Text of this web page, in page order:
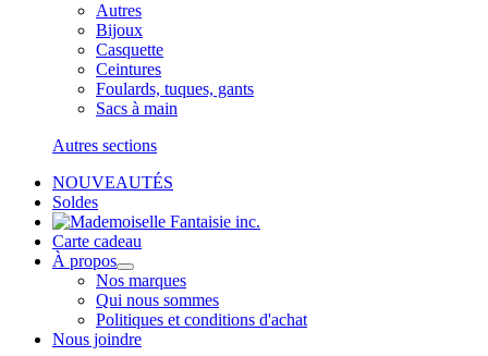
Autres
Bijoux
Casquette
Ceintures
Foulards, tuques, gants
Sacs à main
Autres sections
NOUVEAUTÉS
Soldes
Carte cadeau
À propos
Nos marques
Qui nous sommes
Politiques et conditions d'achat
Nous joindre